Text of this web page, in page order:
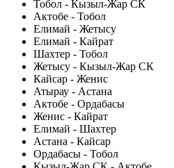
Тобол - Кызыл-Жар СК
Актобе - Тобол
Елимай - Жетысу
Елимай - Кайрат
Шахтер - Тобол
Жетысу - Кызыл-Жар СК
Кайсар - Женис
Атырау - Астана
Актобе - Ордабасы
Женис - Кайрат
Елимай - Шахтер
Астана - Кайсар
Ордабасы - Тобол